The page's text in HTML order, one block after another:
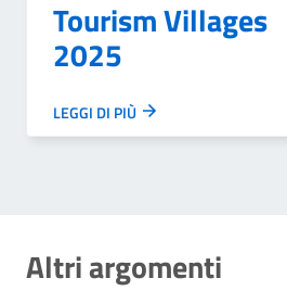
Tourism Villages
2025
LEGGI DI PIÙ
Altri argomenti